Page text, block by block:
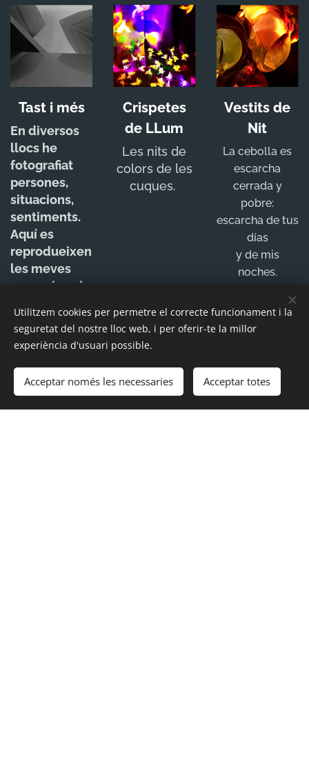
Tast i més
En diversos
llocs he
fotografiat
persones,
situacions,
sentiments.
Aquí es
reprodueixen
les meves
sensacions i
experiències,
Crispetes
de LLum
Les nits de
colors de les
cuques.
Vestits de
Nit
La cebolla es
escarcha
cerrada y
pobre:
escarcha de tus
días
y de mis
noches.
cebolla:
hielo negro y
redonda.
Utilitzem cookies per permetre el correcte funcionament i la
seguretat del nostre lloc web, i per oferir-te la millor
experiència d'usuari possible.
Acceptar només les necessaries Acceptar totes